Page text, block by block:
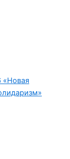
«Новая